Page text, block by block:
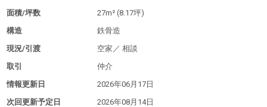
面積/坪数
27m² (8.17坪)
構造
鉄骨造
現況/引渡
空家／ 相談
取引
仲介
情報更新日
2026年06月17日
次回更新予定日
2026年08月14日